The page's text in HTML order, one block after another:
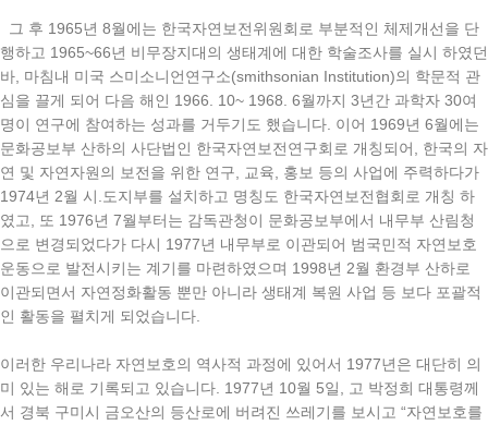
그 후 1965년 8월에는 한국자연보전위원회로 부분적인 체제개선을 단
행하고 1965~66년 비무장지대의 생태계에 대한 학술조사를 실시 하였던
바, 마침내 미국 스미소니언연구소(smithsonian Institution)의 학문적 관
심을 끌게 되어 다음 해인 1966. 10~ 1968. 6월까지 3년간 과학자 30여
명이 연구에 참여하는 성과를 거두기도 했습니다. 이어 1969년 6월에는
문화공보부 산하의 사단법인 한국자연보전연구회로 개칭되어, 한국의 자
연 및 자연자원의 보전을 위한 연구, 교육, 홍보 등의 사업에 주력하다가
1974년 2월 시.도지부를 설치하고 명칭도 한국자연보전협회로 개칭 하
였고, 또 1976년 7월부터는 감독관청이 문화공보부에서 내무부 산림청
으로 변경되었다가 다시 1977년 내무부로 이관되어 범국민적 자연보호
운동으로 발전시키는 계기를 마련하였으며 1998년 2월 환경부 산하로
이관되면서 자연정화활동 뿐만 아니라 생태계 복원 사업 등 보다 포괄적
인 활동을 펼치게 되었습니다.
이러한 우리나라 자연보호의 역사적 과정에 있어서 1977년은 대단히 의
미 있는 해로 기록되고 있습니다. 1977년 10월 5일, 고 박정희 대통령께
서 경북 구미시 금오산의 등산로에 버려진 쓰레기를 보시고 “자연보호를